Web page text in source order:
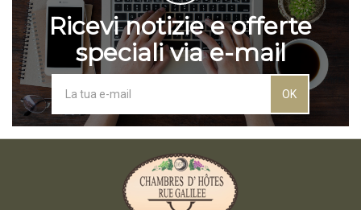
Ricevi notizie e offerte
speciali via e-mail
OK